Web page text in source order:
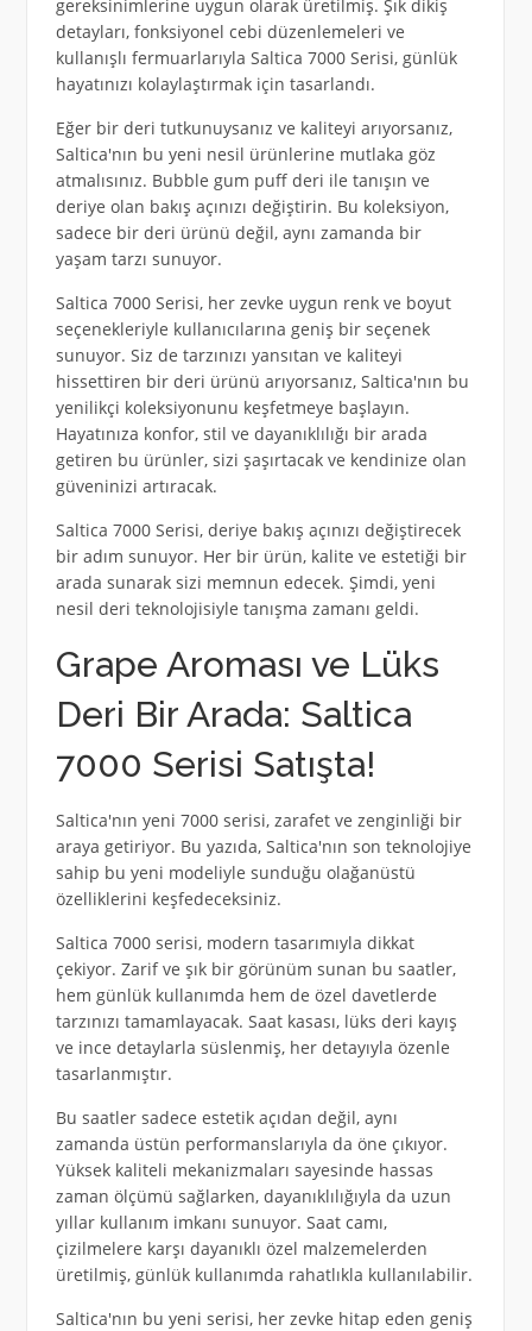
gereksinimlerine uygun olarak üretilmiş. Şık dikiş
detayları, fonksiyonel cebi düzenlemeleri ve
kullanışlı fermuarlarıyla Saltica 7000 Serisi, günlük
hayatınızı kolaylaştırmak için tasarlandı.
Eğer bir deri tutkunuysanız ve kaliteyi arıyorsanız,
Saltica'nın bu yeni nesil ürünlerine mutlaka göz
atmalısınız. Bubble gum puff deri ile tanışın ve
deriye olan bakış açınızı değiştirin. Bu koleksiyon,
sadece bir deri ürünü değil, aynı zamanda bir
yaşam tarzı sunuyor.
Saltica 7000 Serisi, her zevke uygun renk ve boyut
seçenekleriyle kullanıcılarına geniş bir seçenek
sunuyor. Siz de tarzınızı yansıtan ve kaliteyi
hissettiren bir deri ürünü arıyorsanız, Saltica'nın bu
yenilikçi koleksiyonunu keşfetmeye başlayın.
Hayatınıza konfor, stil ve dayanıklılığı bir arada
getiren bu ürünler, sizi şaşırtacak ve kendinize olan
güveninizi artıracak.
Saltica 7000 Serisi, deriye bakış açınızı değiştirecek
bir adım sunuyor. Her bir ürün, kalite ve estetiği bir
arada sunarak sizi memnun edecek. Şimdi, yeni
nesil deri teknolojisiyle tanışma zamanı geldi.
Grape Aroması ve Lüks
Deri Bir Arada: Saltica
7000 Serisi Satışta!
Saltica'nın yeni 7000 serisi, zarafet ve zenginliği bir
araya getiriyor. Bu yazıda, Saltica'nın son teknolojiye
sahip bu yeni modeliyle sunduğu olağanüstü
özelliklerini keşfedeceksiniz.
Saltica 7000 serisi, modern tasarımıyla dikkat
çekiyor. Zarif ve şık bir görünüm sunan bu saatler,
hem günlük kullanımda hem de özel davetlerde
tarzınızı tamamlayacak. Saat kasası, lüks deri kayış
ve ince detaylarla süslenmiş, her detayıyla özenle
tasarlanmıştır.
Bu saatler sadece estetik açıdan değil, aynı
zamanda üstün performanslarıyla da öne çıkıyor.
Yüksek kaliteli mekanizmaları sayesinde hassas
zaman ölçümü sağlarken, dayanıklılığıyla da uzun
yıllar kullanım imkanı sunuyor. Saat camı,
çizilmelere karşı dayanıklı özel malzemelerden
üretilmiş, günlük kullanımda rahatlıkla kullanılabilir.
Saltica'nın bu yeni serisi, her zevke hitap eden geniş